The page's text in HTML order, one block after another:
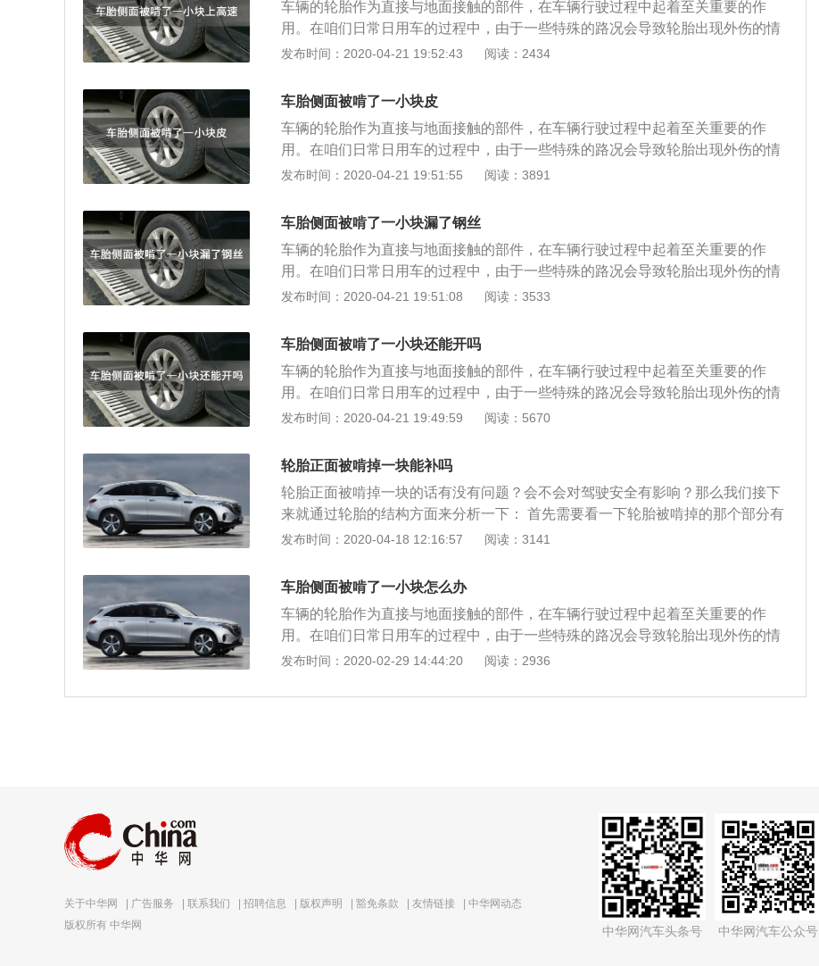
须进行更换，因为随时发生爆胎的风险。
被啃掉的伤口已经看到帘布层或者是露出钢丝了，那么就建议及时更换轮胎。这
种伤口会直接影响行车的安全。也没必要进行修补了。
车辆的轮胎作为直接与地面接触的部件，在车辆行驶过程中起着至关重要的作
用。在咱们日常日用车的过程中，由于一些特殊的路况会导致轮胎出现外伤的情
况，今天就和大家聊一聊车胎侧面被啃了一小块怎么办？ 咱们现在的车辆普遍采
可以排挤路面上的积水；缓冲层能缓冲不同路面对汽车造成的冲击；钢丝带束用
来保证行驶稳定性并减少了滚动阻力；胎体帘布层用于定型和抵御内部压力；内
层对胎内空气进行密封；胎侧保护胎体帘布层免受损坏；胎圈将轮胎定位在轮辋
中心，并密封内部空间。通过轮胎的结构和作用出来，如果车胎侧面被啃了一块
的话，最少也会把缓冲层和钢丝带束冲击损坏掉，严重的会把胎体帘布层内层等
胎面损坏是无法进行修补的，如果没有损坏到帘布层的话，将损坏轮胎不能放在
驱动轮上，勉强可以在市区短途行驶中使用。如果已经损坏到帘布层的话，就必
须进行更换，因为随时发生爆胎的风险。
发布时间：2020-04-21 19:52:43 阅读：2434
车胎侧面被啃了一小块皮
车辆的轮胎作为直接与地面接触的部件，在车辆行驶过程中起着至关重要的作
用。在咱们日常日用车的过程中，由于一些特殊的路况会导致轮胎出现外伤的情
况，今天就和大家聊一聊车胎侧面被啃了一小块怎么办？ 咱们现在的车辆普遍采
可以排挤路面上的积水；缓冲层能缓冲不同路面对汽车造成的冲击；钢丝带束用
来保证行驶稳定性并减少了滚动阻力；胎体帘布层用于定型和抵御内部压力；内
层对胎内空气进行密封；胎侧保护胎体帘布层免受损坏；胎圈将轮胎定位在轮辋
中心，并密封内部空间。通过轮胎的结构和作用出来，如果车胎侧面被啃了一块
的话，最少也会把缓冲层和钢丝带束冲击损坏掉，严重的会把胎体帘布层内层等
胎面损坏是无法进行修补的，如果没有损坏到帘布层的话，将损坏轮胎不能放在
驱动轮上，勉强可以在市区短途行驶中使用。如果已经损坏到帘布层的话，就必
须进行更换，因为随时发生爆胎的风险。
发布时间：2020-04-21 19:51:55 阅读：3891
车胎侧面被啃了一小块漏了钢丝
车辆的轮胎作为直接与地面接触的部件，在车辆行驶过程中起着至关重要的作
用。在咱们日常日用车的过程中，由于一些特殊的路况会导致轮胎出现外伤的情
况，今天就和大家聊一聊车胎侧面被啃了一小块怎么办？ 咱们现在的车辆普遍采
可以排挤路面上的积水；缓冲层能缓冲不同路面对汽车造成的冲击；钢丝带束用
来保证行驶稳定性并减少了滚动阻力；胎体帘布层用于定型和抵御内部压力；内
层对胎内空气进行密封；胎侧保护胎体帘布层免受损坏；胎圈将轮胎定位在轮辋
中心，并密封内部空间。通过轮胎的结构和作用出来，如果车胎侧面被啃了一块
的话，最少也会把缓冲层和钢丝带束冲击损坏掉，严重的会把胎体帘布层内层等
胎面损坏是无法进行修补的，如果没有损坏到帘布层的话，将损坏轮胎不能放在
驱动轮上，勉强可以在市区短途行驶中使用。如果已经损坏到帘布层的话，就必
须进行更换，因为随时发生爆胎的风险。
发布时间：2020-04-21 19:51:08 阅读：3533
车胎侧面被啃了一小块还能开吗
车辆的轮胎作为直接与地面接触的部件，在车辆行驶过程中起着至关重要的作
用。在咱们日常日用车的过程中，由于一些特殊的路况会导致轮胎出现外伤的情
况，今天就和大家聊一聊车胎侧面被啃了一小块怎么办？ 咱们现在的车辆普遍采
可以排挤路面上的积水；缓冲层能缓冲不同路面对汽车造成的冲击；钢丝带束用
来保证行驶稳定性并减少了滚动阻力；胎体帘布层用于定型和抵御内部压力；内
层对胎内空气进行密封；胎侧保护胎体帘布层免受损坏；胎圈将轮胎定位在轮辋
中心，并密封内部空间。通过轮胎的结构和作用出来，如果车胎侧面被啃了一块
的话，最少也会把缓冲层和钢丝带束冲击损坏掉，严重的会把胎体帘布层内层等
胎面损坏是无法进行修补的，如果没有损坏到帘布层的话，将损坏轮胎不能放在
驱动轮上，勉强可以在市区短途行驶中使用。如果已经损坏到帘布层的话，就必
须进行更换，因为随时发生爆胎的风险。
发布时间：2020-04-21 19:49:59 阅读：5670
轮胎正面被啃掉一块能补吗
轮胎正面被啃掉一块的话有没有问题？会不会对驾驶安全有影响？那么我们接下
来就通过轮胎的结构方面来分析一下： 首先需要看一下轮胎被啃掉的那个部分有
多大，如果伤口没有超过轮胎胎纹深度的话，可以正常行驶，这种情况不会对行
和钢丝。但是伤口是在轮胎正面的外侧，这种情况虽说不会对行驶造成安全隐
患，但是在车辆跑起来的时候，会发出类似过隔离带的轮胎噪音。如果轮胎正面
被啃掉的伤口已经看到帘布层或者是露出钢丝了，那么就建议及时更换轮胎。这
种伤口会直接影响行车的安全。也没必要进行修补了。
发布时间：2020-04-18 12:16:57 阅读：3141
车胎侧面被啃了一小块怎么办
车辆的轮胎作为直接与地面接触的部件，在车辆行驶过程中起着至关重要的作
用。在咱们日常日用车的过程中，由于一些特殊的路况会导致轮胎出现外伤的情
况，今天就和大家聊一聊车胎侧面被啃了一小块怎么办？ 咱们现在的车辆普遍采
可以排挤路面上的积水；缓冲层能缓冲不同路面对汽车造成的冲击；钢丝带束用
胎面损坏是无法进行修补的，如果没有损坏到帘布层的话，将损坏轮胎不能放在
驱动轮上，勉强可以在市区短途行驶中使用。如果已经损坏到帘布层的话，就必
发布时间：2020-02-29 14:44:20 阅读：2936
关于中华网 广告服务 联系我们 招聘信息 版权声明 豁免条款 友情链接
中华网动态
版权所有 中华网
中华网汽车头条号 中华网汽车公众号